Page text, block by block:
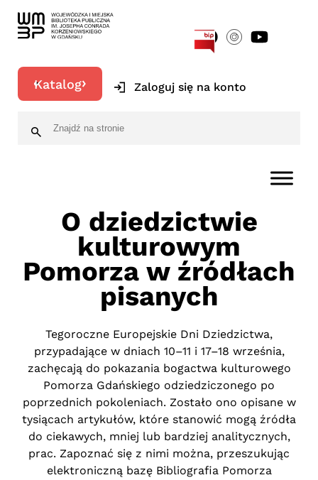
Katalog Zaloguj się na konto
O dziedzictwie
kulturowym
Pomorza w źródłach
pisanych
Tegoroczne Europejskie Dni Dziedzictwa,
przypadające w dniach 10–11 i 17–18 września,
zachęcają do pokazania bogactwa kulturowego
Pomorza Gdańskiego odziedziczonego po
poprzednich pokoleniach. Zostało ono opisane w
tysiącach artykułów, które stanowić mogą źródła
do ciekawych, mniej lub bardziej analitycznych,
prac. Zapoznać się z nimi można, przeszukując
elektroniczną bazę Bibliografia Pomorza